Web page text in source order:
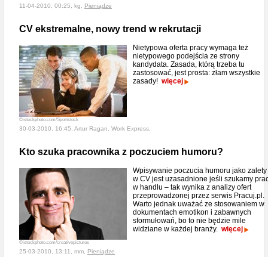
11-04-2010, 00:25, kg, Pieniądze
CV ekstremalne, nowy trend w rekrutacji
©istockphoto.com/Sportstock
Nietypowa oferta pracy wymaga też
nietypowego podejścia ze strony
kandydata. Zasada, którą trzeba tu
zastosować, jest prosta: złam wszystkie
zasady! więcej
30-03-2010, 16:45, Artur Ragan, Work Express,
Kto szuka pracownika z poczuciem humoru?
©istockphoto.com/creativepictures
Wpisywanie poczucia humoru jako zalety
w CV jest uzasadnione jeśli szukamy
w handlu – tak wynika z analizy ofert
przeprowadzonej przez serwis Pracuj.pl.
Warto jednak uważać ze stosowaniem w
dokumentach emotikon i zabawnych
sformułowań, bo to nie będzie mile
widziane w każdej branży. więcej
25-03-2010, 13:11, mm, Pieniądze